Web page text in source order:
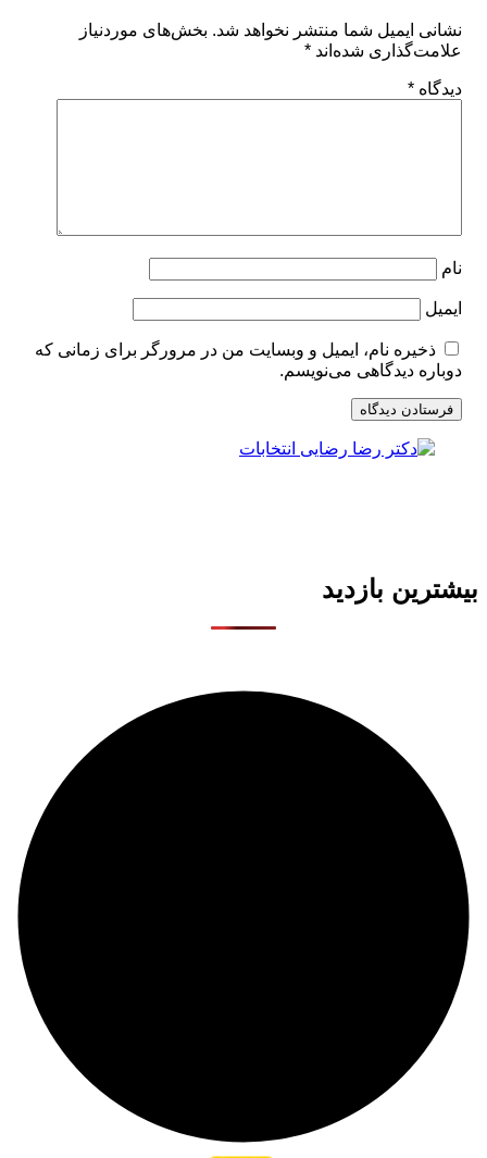
نشانی ایمیل شما منتشر نخواهد شد. بخش‌های موردنیاز
علامت‌گذاری شده‌اند *
دیدگاه *
نام
ایمیل
ذخیره نام، ایمیل و وبسایت من در مرورگر برای زمانی که
دوباره دیدگاهی می‌نویسم.
بیشترین بازدید